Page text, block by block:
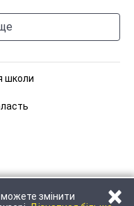
школи
змінити
×
НАПИСАТИ